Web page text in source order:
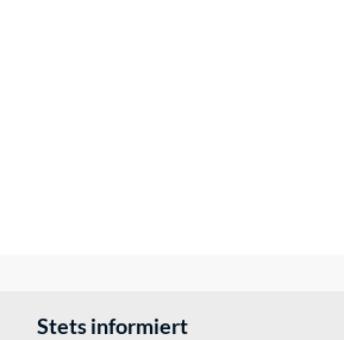
Stets informiert